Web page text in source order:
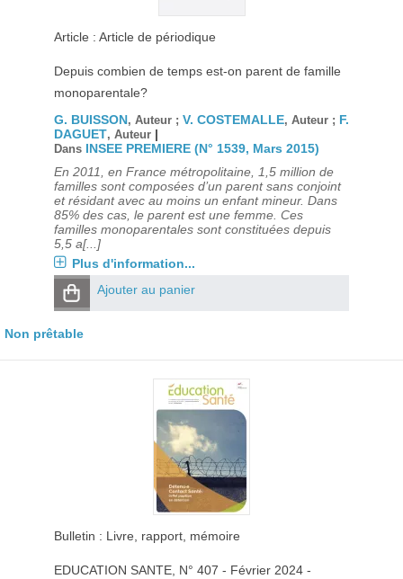
Article : Article de périodique
Depuis combien de temps est-on parent de famille
monoparentale?
G. BUISSON, Auteur ; V. COSTEMALLE, Auteur ; F.
DAGUET, Auteur |
Dans INSEE PREMIERE (N° 1539, Mars 2015)
En 2011, en France métropolitaine, 1,5 million de
familles sont composées d’un parent sans conjoint
et résidant avec au moins un enfant mineur. Dans
85% des cas, le parent est une femme. Ces
familles monoparentales sont constituées depuis
5,5 a[...]
Plus d'information...
Ajouter au panier
Non prêtable
Bulletin : Livre, rapport, mémoire
EDUCATION SANTE, N° 407 - Février 2024 -